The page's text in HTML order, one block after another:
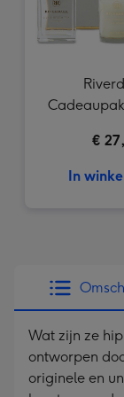
€
In
Wat zijn ze
ontworpen
originele en